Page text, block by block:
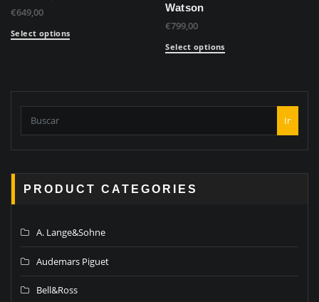
€649,00
Select options
Watson
€799,00
Select options
Ir
PRODUCT CATEGORIES
A. Lange&Sohne
Audemars Piguet
Bell&Ross